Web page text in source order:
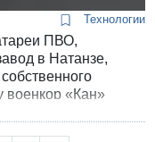
Технологии
ПВО,
в Натанзе,
военкор «Кан»